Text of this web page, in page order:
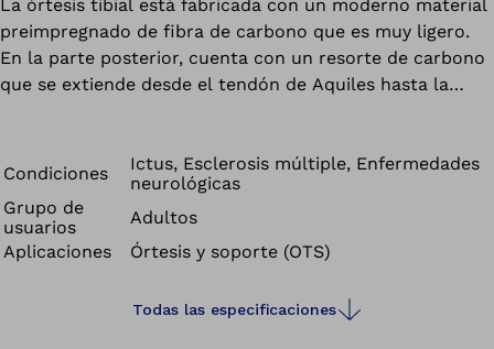
La órtesis tibial está fabricada con un moderno material
preimpregnado de fibra de carbono que es muy ligero.
En la parte posterior, cuenta con un resorte de carbono
que se extiende desde el tendón de Aquiles hasta la
despegar los dedos, la órtesis libera la energía
previamente almacenada, lo que permite caminar de
forma más fluida. Al mismo tiempo, la articulación de
tobillo también se estabiliza.
Condiciones
Ictus, Esclerosis múltiple, Enfermedades
neurológicas
Grupo de
usuarios
Adultos
Aplicaciones
Órtesis y soporte (OTS)
Todas las especificaciones